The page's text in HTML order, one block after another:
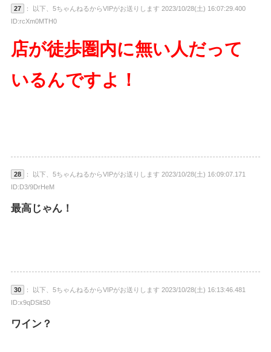
27
： 以下、5ちゃんねるからVIPがお送りします 2023/10/28(土) 16:07:29.400
ID:rcXm0MTH0
店が徒歩圏内に無い人だって
いるんですよ！
28
： 以下、5ちゃんねるからVIPがお送りします 2023/10/28(土) 16:09:07.171
ID:D3/9DrHeM
最高じゃん！
30
： 以下、5ちゃんねるからVIPがお送りします 2023/10/28(土) 16:13:46.481
ID:x9qDSitS0
ワイン？